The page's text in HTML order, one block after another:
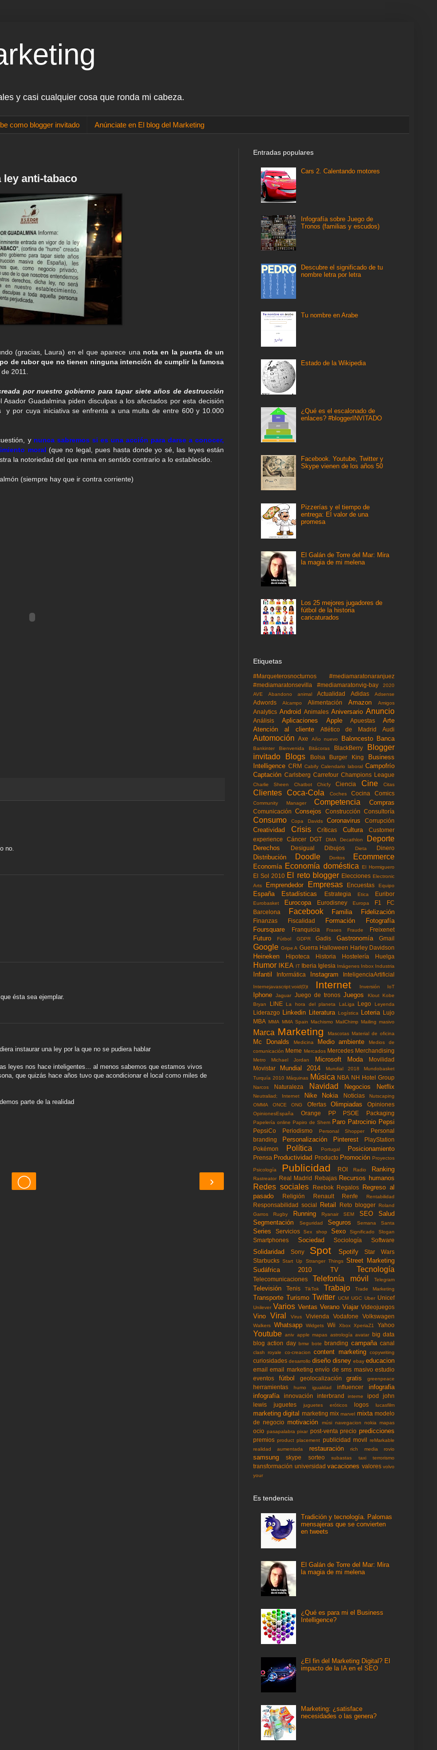
y casi cualquier cosa que ronda mi cabeza.
como blogger invitado Anúnciate en El blog del Marketing
ley anti-tabaco
(gracias, Laura) en el que aparece una nota en la puerta de un
de rubor que no tienen ninguna intención de cumplir la famosa
2011.
por nuestro gobierno para tapar siete años de destrucción
Guadalmina piden disculpas a los afectados por esta decisión
por cuya iniciativa se enfrenta a una multa de entre 600 y 10.000
y nunca sabremos si es una acción para darse a conocer,
moral (que no legal, pues hasta donde yo sé, las leyes están
la notoriedad del que rema en sentido contrario a lo establecido.
(siempre hay que ir contra corriente)
no.
ésta sea ejemplar.
instaurar una ley por la que no se pudiera hablar
leyes nos hace inteligentes... al menos sabemos que estamos vivos
que quizás hace años tuvo que acondicionar el local como miles de
parte de la realidad
›
◯
Entradas populares
Cars 2. Calentando motores
Infografía sobre Juego de
Tronos (familias y escudos)
Descubre el significado de tu
nombre letra por letra
Tu nombre en Arabe
Estado de la Wikipedia
¿Qué es el escalonado de
enlaces? #bloggerINVITADO
Facebook. Youtube, Twitter y
Skype vienen de los años 50
Pizzerías y el tiempo de
entrega: El valor de una
promesa
El Galán de Torre del Mar: Mira
la magia de mi melena
Los 25 mejores jugadores de
fútbol de la historia
caricaturados
Etiquetas
#Marqueterosnocturnos
#mediamaratonaranjuez
#mediamaratonsevilla
#mediamaratonvig-bay
2020
AVE
Abandono animal Actualidad Adidas Adsense
Adwords Alcampo Alimentación Amazon Amigos
Analytics Android Animales Aniversario Anuncio
Análisis Aplicaciones Apple Apuestas
Arte
Atención al cliente
Atlético de Madrid Audi
Automoción Axe Año nuevo Baloncesto Banca
Bankinter Bienvenida Bitácoras BlackBerry
Blogger
invitado
Blogs Bolsa Burger King
Business
Intelligence CRM Cabify Calendario laboral Campofrío
Captación Carlsberg Carrefour Champions League
Charlie Sheen Chatbot Chicfy Ciencia Cine Citas
Clientes Coca-Cola Coches Cocina Comics
Community Manager Competencia Compras
Comunicación Consejos Construcción Consultoría
Consumo Copa Davids Coronavirus Corrupción
Creatividad Crisis Críticas Cultura
Customer
experience
Cáncer DGT DMA Decathlon Deporte
Derechos Desigual Dibujos Dieta Dinero
Distribución Doodle Doritos Ecommerce
Economía Economía doméstica El Hormiguero
El Sol 2010 El reto blogger Elecciones Electronic
Arts
Emprendedor Empresas Encuestas Equipo
España Estadísticas Estrategia Etica Euribor
Eurobasket Eurocopa Eurodisney Europa F1
FC
Barcelona
Facebook Familia Fidelización
Finanzas Fiscalidad Formación
Fotografía
Foursquare
Franquicia Frases Fraude Freixenet
Futuro Fùtbol GDPR Gadis Gastronomía Gmail
Google Gripe A Guerra Halloween Harley Davidson
Heineken Hipoteca Historia Hostelería Huelga
Humor IKEA IT Iberia Iglesia Imágenes Inbox Industria
Infantil Informática Instagram InteligenciaArtificial
Internejavascript:void(0)t Internet Inversión IoT
Iphone Jaguar Juego de tronos Juegos Klout Kobe
Bryan
LINE La hora del planeta LaLiga Lego Leyenda
Liderazgo Linkedin Literatura Logística Loteria Lujo
MBA MMA MMA Spain Machismo MailChimp Mailing masivo
Marca Marketing Mascotas Material de oficina
Mc Donalds Medicina Medio ambiente
Medios de
comunicación Meme Mercados Mercedes Merchandising
Metro Michael Jordan Microsoft Moda
Movilidad
Movistar
Mundial 2014 Mundial 2018
Mundobasket
Turquía 2010 Máquinas Música NBA NH Hotel Group
Narcos Naturaleza Navidad Negocios Netflix
Neutraliad; Internet Nike Nokia Noticias
Nutscaping
OMMA
ONCE ONG Ofertas Olimpiadas Opiniones
OpinionesEspaña Orange PP PSOE Packaging
Papelería online Papiro de Shem Paro Patrocinio Pepsi
PepsiCo Periodismo Personal Shopper
Personal
branding
Personalización Pinterest
PlayStation
Pokémon
Política Portugal Posicionamiento
Prensa Productividad Producto Promoción Proyectos
Psicología Publicidad ROI Radio Ranking
Rastreator Real Madrid Rebajas Recursos humanos
Redes sociales Reebok Regalos
Regreso al
pasado
Religión Renault Renfe Rentabilidad
Responsabilidad social Retail Reto blogger Roland
Garros
Rugby Running Ryanair SEM SEO
Salud
Segmentación
Seguridad Seguros Semana Santa
Series Servicios Sex shop Sexo Significado Slogan
Smartphones Sociedad Sociología Software
Solidaridad Sony Spot Spotify
Star Wars
Starbucks Start Up Stranger Things Street Marketing
Sudáfrica 2010
TV Tecnología
Telecomunicaciones Telefonía móvil Telegram
Televisión Tenis TikTok Trabajo Trade Marketing
Transporte Turismo Twitter UCM UGC Uber Unicef
Unilever Varios Ventas Verano Viajar Videojuegos
Vino Viral Virus Vivienda Vodafone Volkswagen
Walkers Whatsapp Widgets Wii Xbox XperiaZ1 Yahoo
Youtube aniv apple mapas astrología avatar big data
blog action day bmw bote branding campaña canal
clash royale co-creacion content marketing copywriting
curiosidades desarrollo diseño disney ebay educacion
email email marketing envío de sms masivo estudio
eventos
fútbol geolocalización gratis greenpeace
herramientas humo igualdad influencer
infografia
infografía
innovación interbrand interne ipod
john
lewis
juguetes juguetes eróticos logos lucasfilm
marketing digital marketing mix marvel mixta modelo
de negocio motivación músi navegacion nokia mapas
ocio pasapalabra pixar post-venta precio predicciones
premios product placement publicidad movil reMarkable
realidad aumentada
restauración rich media rovio
samsung skype sorteo subastas taxi terrorismo
transformación universidad vacaciones valores volvo
your
Es tendencia
Tradición y tecnología. Palomas
mensajeras que se convierten
en tweets
El Galán de Torre del Mar: Mira
la magia de mi melena
¿Qué es para mi el Business
Intelligence?
¿El fin del Marketing Digital? El
impacto de la IA en el SEO
Marketing: ¿satisface
necesidades o las genera?